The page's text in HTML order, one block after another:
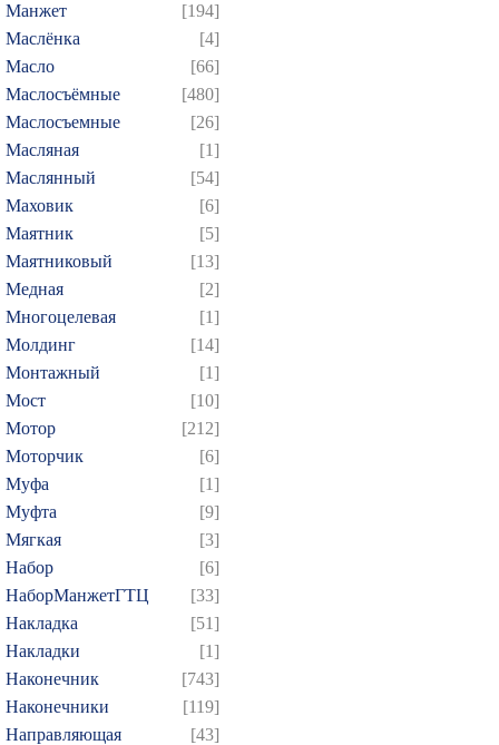
Манжет
[194]
Маслёнка
[4]
Масло
[66]
Маслосъёмные
[480]
Маслосъемные
[26]
Масляная
[1]
Маслянный
[54]
Маховик
[6]
Маятник
[5]
Маятниковый
[13]
Медная
[2]
Многоцелевая
[1]
Молдинг
[14]
Монтажный
[1]
Мост
[10]
Мотор
[212]
Моторчик
[6]
Муфа
[1]
Муфта
[9]
Мягкая
[3]
Набор
[6]
НаборМанжетГТЦ
[33]
Накладка
[51]
Накладки
[1]
Наконечник
[743]
Наконечники
[119]
Направляющая
[43]